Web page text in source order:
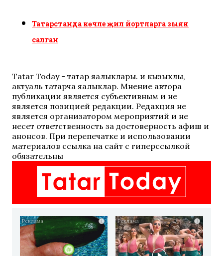
Татарстанда көчле җил йортларга зыян
салган
Tatar Today - татар яңалыклары. иң кызыклы,
актуаль татарча яңалыклар. Мнение автора
публикации является субъективным и не
является позицией редакции. Редакция не
является организатором мероприятий и не
несет ответственность за достоверность афиш и
анонсов. При перепечатке и использовании
материалов ссылка на сайт с гиперссылкой
обязательны
i i